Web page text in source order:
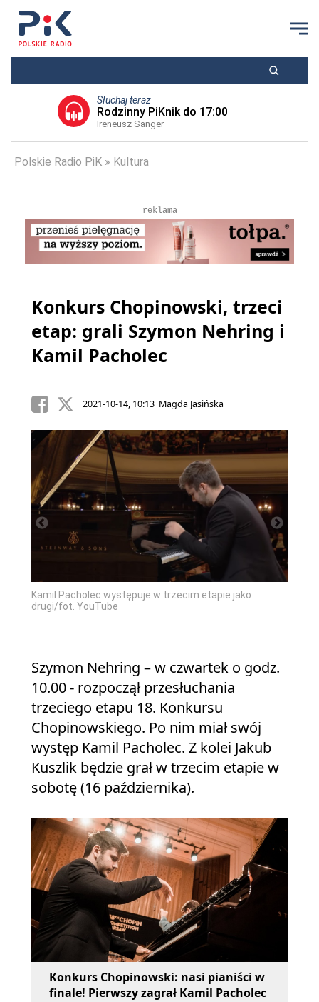
Słuchaj teraz
Rodzinny PiKnik do 17:00
Ireneusz Sanger
Polskie Radio PiK Kultura
reklama
Konkurs Chopinowski, trzeci
etap: grali Szymon Nehring i
Kamil Pacholec
2021-10-14, 10:13 Magda Jasińska
Kamil Pacholec występuje w trzecim etapie jako
drugi/fot. YouTube
Szymon Nehring – w czwartek o godz.
10.00 - rozpoczął przesłuchania
trzeciego etapu 18. Konkursu
Chopinowskiego. Po nim miał swój
występ Kamil Pacholec. Z kolei Jakub
Kuszlik będzie grał w trzecim etapie w
sobotę (16 października).
Konkurs Chopinowski: nasi pianiści w
finale! Pierwszy zagrał Kamil Pacholec